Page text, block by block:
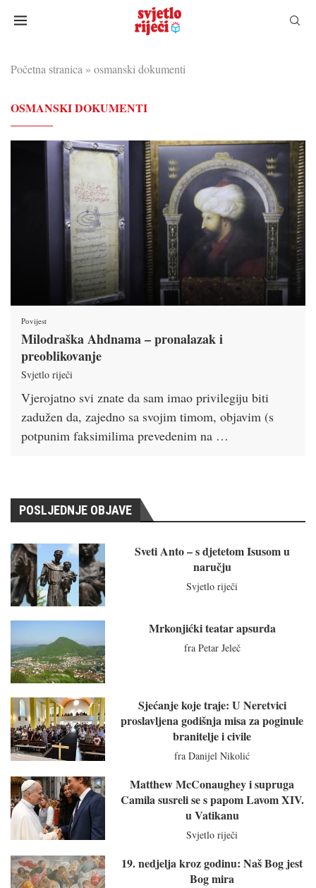
Početna stranica » osmanski dokumenti
OSMANSKI DOKUMENTI
Povijest
Milodraška Ahdnama – pronalazak i
preoblikovanje
Svjetlo riječi
Vjerojatno svi znate da sam imao privilegiju biti
zadužen da, zajedno sa svojim timom, objavim (s
potpunim faksimilima prevedenim na …
POSLJEDNJE OBJAVE
Sveti Anto – s djetetom Isusom u
naručju
Svjetlo riječi
Mrkonjićki teatar apsurda
fra Petar Jeleč
Sjećanje koje traje: U Neretvici
proslavljena godišnja misa za poginule
branitelje i civile
fra Danijel Nikolić
Matthew McConaughey i supruga
Camila susreli se s papom Lavom XIV.
u Vatikanu
Svjetlo riječi
19. nedjelja kroz godinu: Naš Bog jest
Bog mira